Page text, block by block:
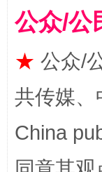
公众/公
★ 公众/
共传媒、
China